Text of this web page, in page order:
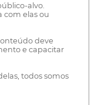
alvo.
com elas ou
deve
e capacitar
todos somos